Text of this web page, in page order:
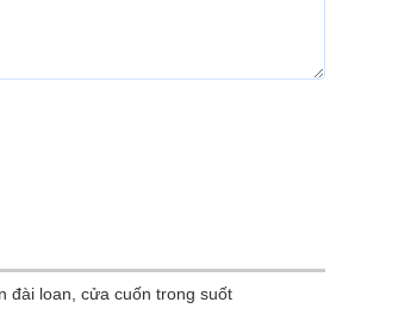
đài loan, cửa cuốn trong suốt